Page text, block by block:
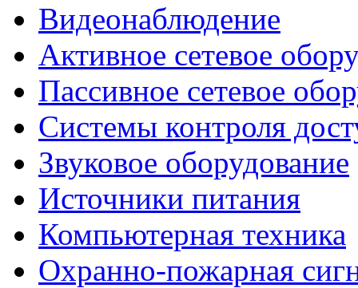
Видеонаблюдение
Активное сетевое
Пассивное сетевое
Системы контроля
Звуковое оборудование
Источники питания
Компьютерная техника
Охранно-пожарная